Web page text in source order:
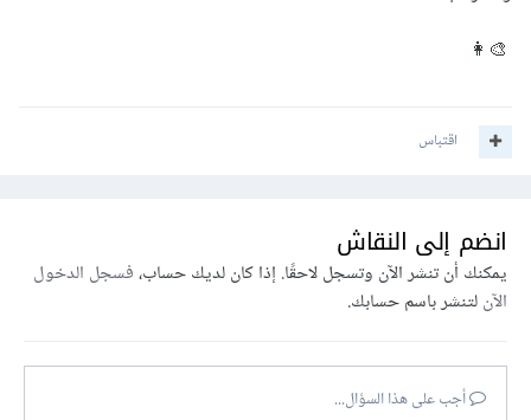
👩‍🎨
اقتباس
انضم إلى النقاش
يمكنك أن تنشر الآن وتسجل لاحقًا. إذا كان لديك حساب،فسجل الدخول
الآنلتنشر باسم حسابك.
أجب على هذا السؤال...